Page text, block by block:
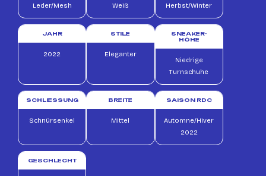
Leder/Mesh Weiß Herbst/Winter
JAHR
2022
STILE
Eleganter
SNEAKER-
HÖHE
Niedrige
Turnschuhe
SCHLIESSUNG
Schnürsenkel
BREITE
Mittel
SAISON RDC
Automne/Hiver
2022
GESCHLECHT